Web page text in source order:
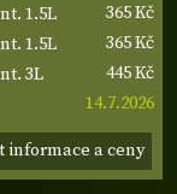
1.5L
365 Kč
1.5L
365 Kč
3L
445 Kč
14.7.2026
informace a ceny